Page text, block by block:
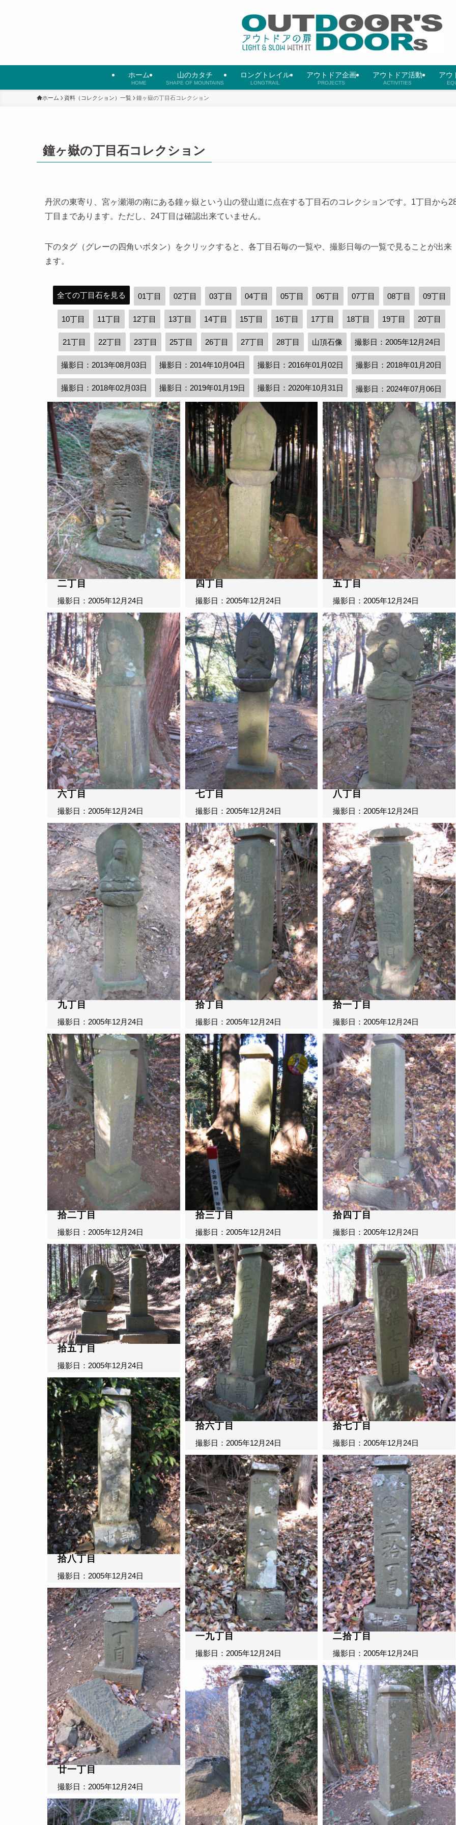
ホーム
HOME
山のカタチ
SHAPE OF MOUNTAINS
ロングトレイル
LONGTRAIL
アウトドア企画
PROJECTS
アウトドア活動
ACTIVITIES
アウ
ホーム 資料（コレクション）一覧 鐘ヶ嶽の丁目石コレクション
鐘ヶ嶽の丁目石コレクション
丹沢の東寄り、宮ヶ瀬湖の南にある鐘ヶ嶽という山の登山道に点在する丁目石のコレクションです。1丁目から
丁目まであります。ただし、24丁目は確認出来ていません。
下のタグ（グレーの四角いボタン）をクリックすると、各丁目石毎の一覧や、撮影日毎の一覧で見ることが出来
ます。
全ての丁目石を見る 01丁目 02丁目 03丁目 04丁目 05丁目 06丁目 07丁目 08丁目 09丁目
10丁目 11丁目 12丁目 13丁目 14丁目 15丁目 16丁目 17丁目 18丁目 19丁目 20丁目
21丁目 22丁目 23丁目 25丁目 26丁目 27丁目 28丁目 山頂石像 撮影日：2005年12月24日
撮影日：2013年08月03日 撮影日：2014年10月04日 撮影日：2016年01月02日 撮影日：2018年01月20日
撮影日：2018年02月03日 撮影日：2019年01月19日 撮影日：2020年10月31日 撮影日：2024年07月06日
二丁目
撮影日：2005年12月24日
六丁目
撮影日：2005年12月24日
九丁目
撮影日：2005年12月24日
拾二丁目
撮影日：2005年12月24日
拾五丁目
撮影日：2005年12月24日
拾八丁目
撮影日：2005年12月24日
廿一丁目
撮影日：2005年12月24日
四丁目
撮影日：2005年12月24日
七丁目
撮影日：2005年12月24日
拾丁目
撮影日：2005年12月24日
拾三丁目
撮影日：2005年12月24日
拾六丁目
撮影日：2005年12月24日
一九丁目
撮影日：2005年12月24日
五丁目
撮影日：2005年12月24日
八丁目
撮影日：2005年12月24日
拾一丁目
撮影日：2005年12月24日
拾四丁目
撮影日：2005年12月24日
拾七丁目
撮影日：2005年12月24日
二拾丁目
撮影日：2005年12月24日